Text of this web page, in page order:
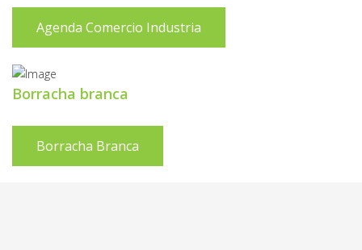
Agenda Comercio Industria
Borracha branca
Borracha Branca